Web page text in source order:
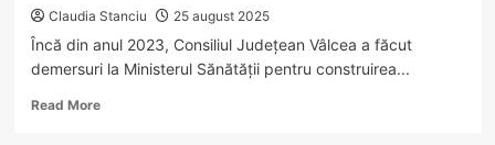
Claudia Stanciu 25 august 2025
Încă din anul 2023, Consiliul Județean Vâlcea a făcut
demersuri la Ministerul Sănătății pentru construirea...
Read MoreRead